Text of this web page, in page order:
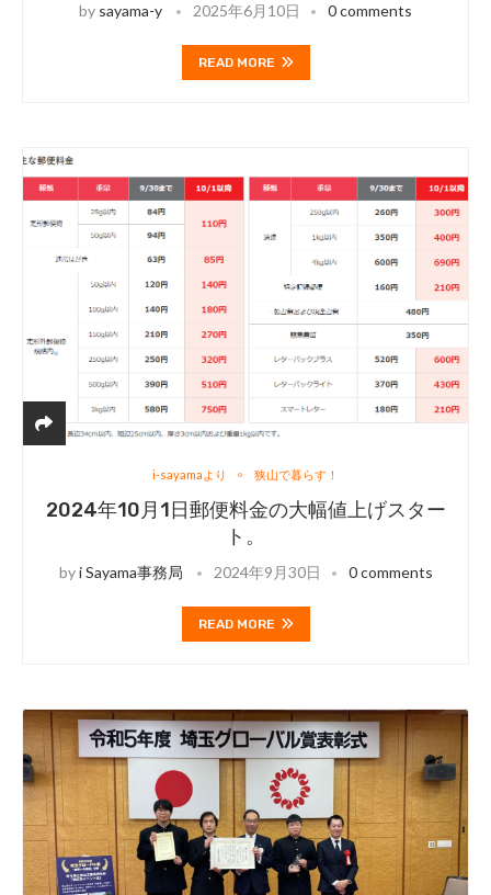
by sayama-y 2025年6月10日 0 comments
READ MORE
i-sayamaより 狭山で暮らす！
2024年10月1日郵便料金の大幅値上げスター
ト。
byi Sayama事務局 2024年9月30日 0 comments
READ MORE